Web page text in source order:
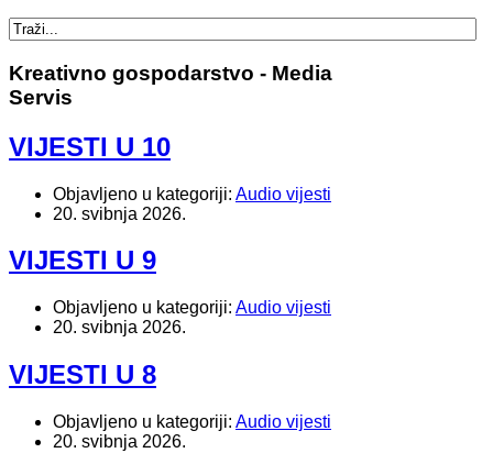
Kreativno gospodarstvo - Media
Servis
VIJESTI U 10
Objavljeno u kategoriji: Audio vijesti
20. svibnja 2026.
VIJESTI U 9
Objavljeno u kategoriji: Audio vijesti
20. svibnja 2026.
VIJESTI U 8
Objavljeno u kategoriji: Audio vijesti
20. svibnja 2026.